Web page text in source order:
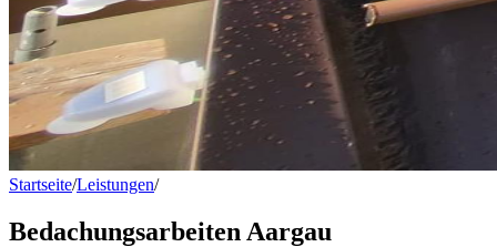
Startseite/Leistungen/Bedachungsarbeiten Aargau
Bedachungsarbeiten Aargau